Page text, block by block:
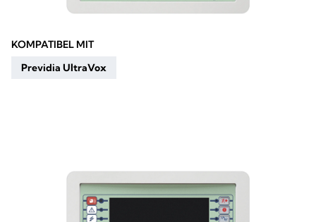
KOMPATIBEL MIT
Previdia UltraVox